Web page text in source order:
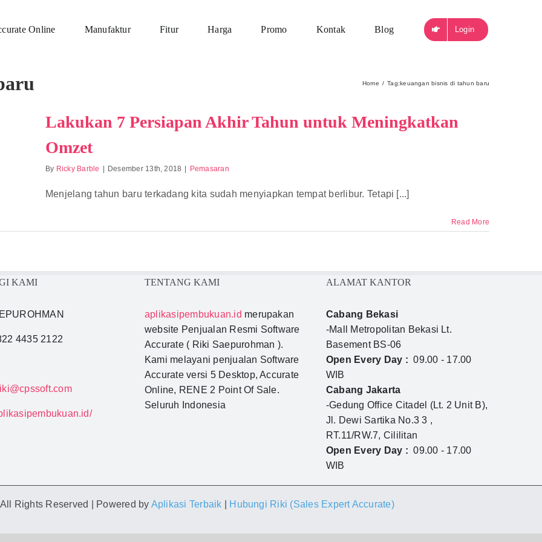
Online Manufaktur Fitur Harga Promo Kontak Blog Login
Home Tag:keuangan bisnis di tahun baru
Lakukan 7 Persiapan Akhir Tahun untuk Meningkatkan
Omzet
By Ricky Barble Desember 13th, 2018 Pemasaran
Menjelang tahun baru terkadang kita sudah menyiapkan tempat berlibur. Tetapi [...]
Read More
KAMI
4435 2122
TENTANG KAMI
aplikasipembukuan.id merupakan
website Penjualan Resmi Software
Accurate ( Riki Saepurohman ).
Kami melayani penjualan Software
Accurate versi 5 Desktop, Accurate
Online, RENE 2 Point Of Sale.
Seluruh Indonesia
ALAMAT KANTOR
Cabang Bekasi
-Mall Metropolitan Bekasi Lt.
Basement BS-06
Open Every Day : 09.00 - 17.00
WIB
Cabang Jakarta
-Gedung Office Citadel (Lt. 2 Unit B),
Jl. Dewi Sartika No.3 3 ,
RT.11/RW.7, Cililitan
Open Every Day : 09.00 - 17.00
WIB
Rights Reserved | Powered by Aplikasi Terbaik Hubungi Riki (Sales Expert Accurate)